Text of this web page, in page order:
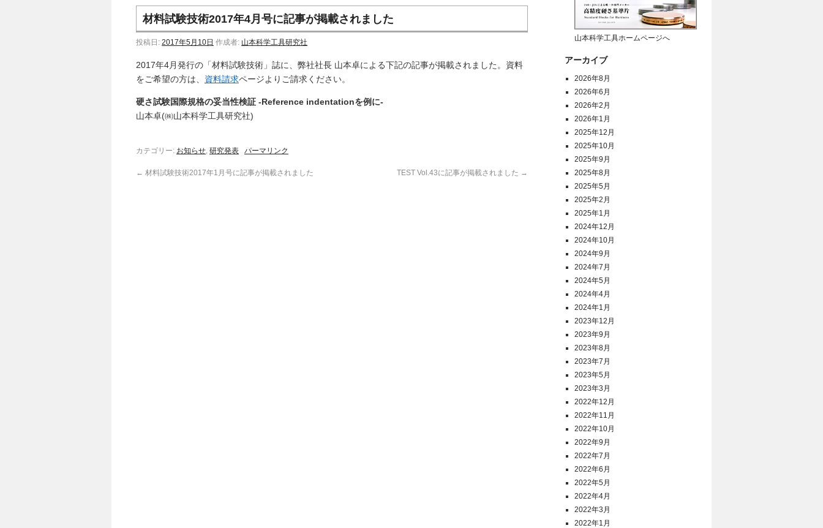
材料試験技術2017年4月号に記事が掲載されました
投稿日: 2017年5月10日 作成者: 山本科学工具研究社
2017年4月発行の「材料試験技術」誌に、弊社社長 山本卓による下記の記事が掲載されました。資料
をご希望の方は、 資料請求ページよりご請求ください。
硬さ試験国際規格の妥当性検証 -Reference indentationを例に-
山本卓(㈱山本科学工具研究社)
カテゴリー: お知らせ, 研究発表 パーマリンク
← 材料試験技術2017年1月号に記事が掲載されました TEST Vol.43に記事が掲載されました →
山本科学工具ホームページへ
アーカイブ
2026年8月
2026年6月
2026年2月
2026年1月
2025年12月
2025年10月
2025年9月
2025年8月
2025年5月
2025年2月
2025年1月
2024年12月
2024年10月
2024年9月
2024年7月
2024年5月
2024年4月
2024年1月
2023年12月
2023年9月
2023年8月
2023年7月
2023年5月
2023年3月
2022年12月
2022年11月
2022年10月
2022年9月
2022年7月
2022年6月
2022年5月
2022年4月
2022年3月
2022年1月